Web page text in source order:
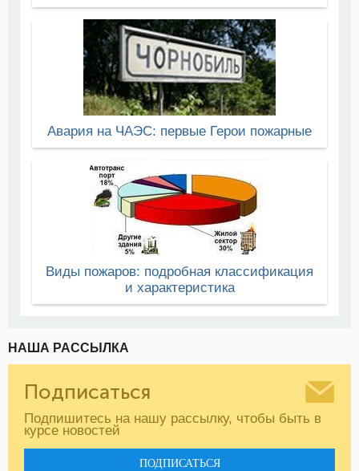
Авария на ЧАЭС: первые Герои пожарные
Виды пожаров: подробная классификация
и характеристика
НАША РАССЫЛКА
Подписаться
Подпишитесь на нашу рассылку, чтобы быть в
курсе новостей
ПОДПИСАТЬСЯ